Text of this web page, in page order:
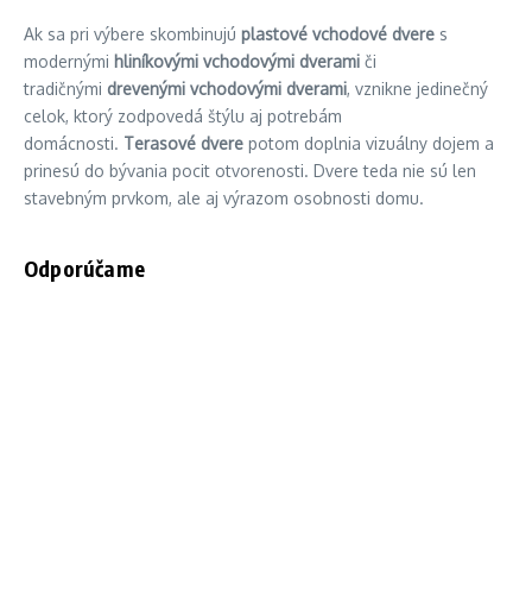
Ak sa pri výbere skombinujú plastové vchodové dvere s
modernými hliníkovými vchodovými dverami či
tradičnými drevenými vchodovými dverami, vznikne jedinečný
celok, ktorý zodpovedá štýlu aj potrebám
domácnosti. Terasové dvere potom doplnia vizuálny dojem a
prinesú do bývania pocit otvorenosti. Dvere teda nie sú len
stavebným prvkom, ale aj výrazom osobnosti domu.
Odporúčame